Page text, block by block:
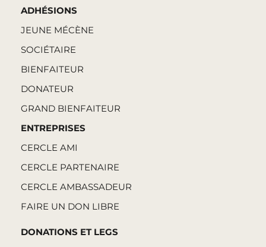
ADHÉSIONS
JEUNE MÉCÈNE
SOCIÉTAIRE
BIENFAITEUR
DONATEUR
GRAND BIENFAITEUR
ENTREPRISES
CERCLE AMI
CERCLE PARTENAIRE
CERCLE AMBASSADEUR
FAIRE UN DON LIBRE
DONATIONS ET LEGS